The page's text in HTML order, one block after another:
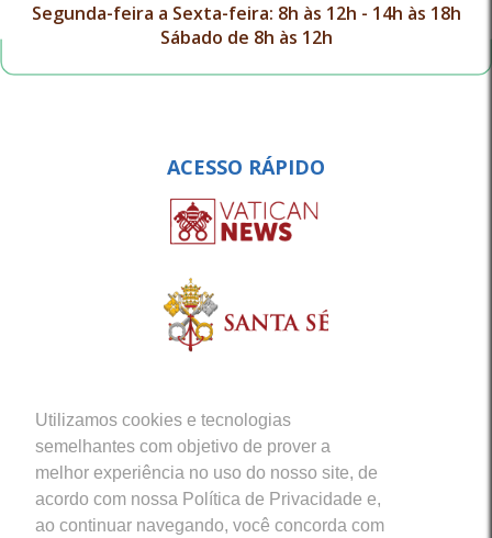
Utilizamos cookies e tecnologias
semelhantes com objetivo de prover a
melhor experiência no uso do nosso site, de
acordo com nossa Política de Privacidade e,
ao continuar navegando, você concorda com
Segunda-feira a Sexta-feira: 8h às 12h - 14h às 18h
Sábado de 8h às 12h
ACESSO RÁPIDO